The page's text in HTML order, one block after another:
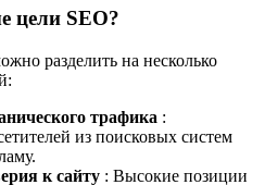
— должны содержать
— полезные статьи, описания
вхождением ключевиков.
— связывайте страницы
цели SEO?
разделить на несколько
трафика :
из поисковых систем
к сайту : Высокие позиции